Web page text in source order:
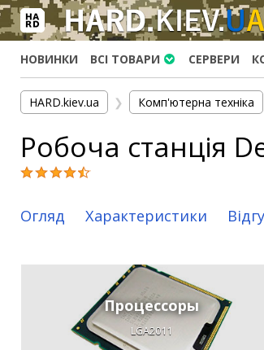
Вхід|Реєстрація×
(097)-938-03-73 Telegram
HARD.KIEV.UA
Послуги
Повернення / Обмін
Ноутбуки
Персональні комп'ютери
Комплектуючі
Процесори (CPU)
НОВИНКИ ВСІ ТОВАРИ СЕРВЕРИ
HARD.kiev.ua ❯ Комп'ютерна техніка
Робоча станція
Огляд Характеристики
Процессоры
LGA2011